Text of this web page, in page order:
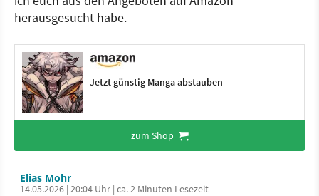
herausgesucht habe.
Jetzt günstig Manga abstauben
zum Shop
Elias Mohr
14.05.2026 | 20:04 Uhr | ca. 2 Minuten Lesezeit